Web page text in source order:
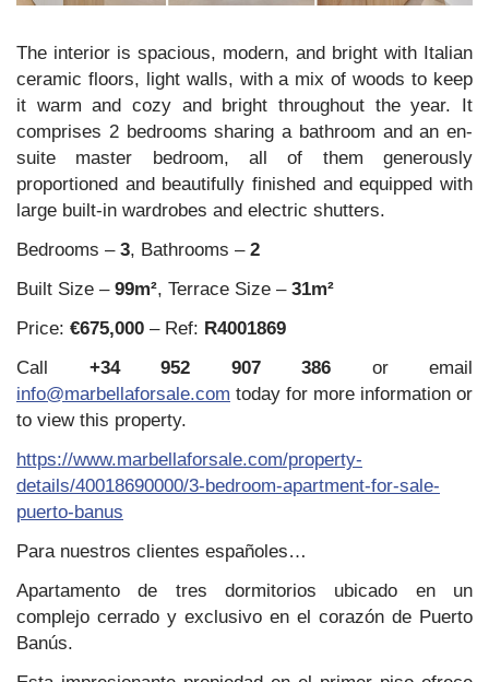
The interior is spacious, modern, and bright with Italian
ceramic floors, light walls, with a mix of woods to keep
it warm and cozy and bright throughout the year. It
comprises 2 bedrooms sharing a bathroom and an en-
suite master bedroom, all of them generously
proportioned and beautifully finished and equipped with
large built-in wardrobes and electric shutters.
Bedrooms – 3, Bathrooms – 2
Built Size – 99m², Terrace Size – 31m²
Price: €675,000 – Ref: R4001869
Call +34 952 907 386 or email
info@marbellaforsale.com today for more information or
to view this property.
https://www.marbellaforsale.com/property-
details/40018690000/3-bedroom-apartment-for-sale-
puerto-banus
Para nuestros clientes españoles…
Apartamento de tres dormitorios ubicado en un
complejo cerrado y exclusivo en el corazón de Puerto
Banús.